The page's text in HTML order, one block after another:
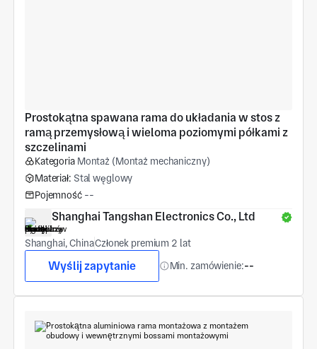
Prostokątna spawana rama do układania w stos z
ramą przemysłową i wieloma poziomymi półkami z
szczelinami
Kategoria Montaż (Montaż mechaniczny)
Materiał: Stal węglowy
Pojemność --
Shanghai Tangshan Electronics Co., Ltd
Shanghai, ChinaCzłonek premium 2 lat
Wyślij zapytanie Min. zamówienie:--